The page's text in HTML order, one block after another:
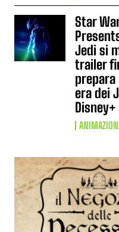
Star
Jedi si
trailer
prepara
era dei
Disney+